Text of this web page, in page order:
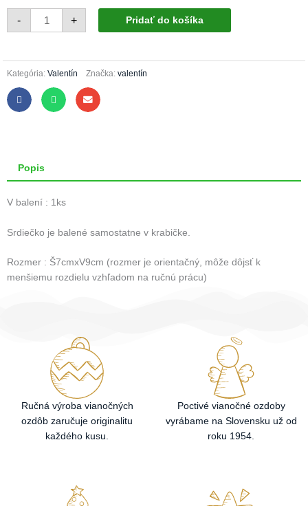
-
443/1467/1ks
biele
s
+ Pridať do košíka
Kategória: Valentín Značka: valentín
Popis
V balení : 1ks
Srdiečko je balené samostatne v krabičke.
Rozmer : Š7cmxV9cm (rozmer je orientačný, môže dôjsť k
menšiemu rozdielu vzhľadom na ručnú prácu)
Ručná výroba vianočných
ozdôb zaručuje originalitu
každého kusu.
Poctivé vianočné ozdoby
vyrábame na Slovensku už od
roku 1954.